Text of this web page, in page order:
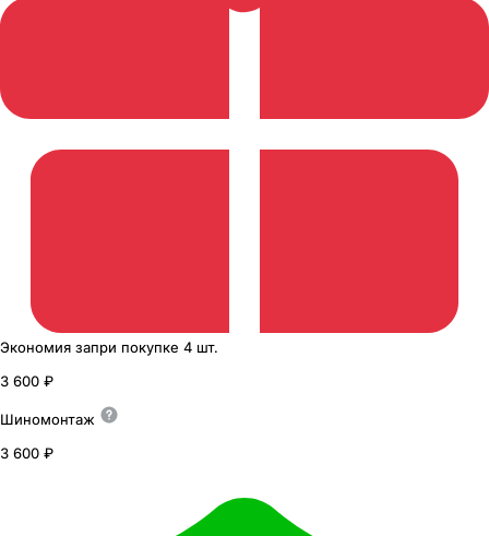
Экономия запри покупке 4 шт.
3 600 ₽
Шиномонтаж
3 600 ₽